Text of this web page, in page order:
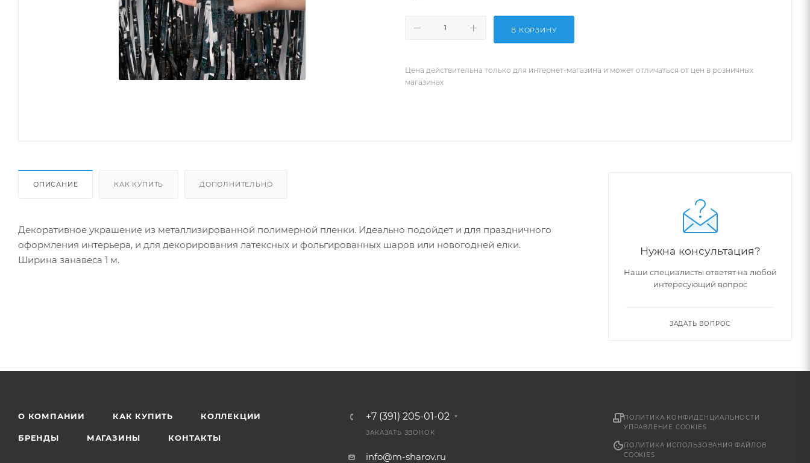
В КОРЗИНУ
Цена действительна только для интернет-магазина и может отличаться от цен в розничных
магазинах
ОПИСАНИЕ КАК КУПИТЬ ДОПОЛНИТЕЛЬНО
Декоративное украшение из металлизированной полимерной пленки. Идеально подойдет и для праздничного
оформления интерьера, и для декорирования латексных и фольгированных шаров или новогодней елки.
Ширина занавеса 1 м.
Нужна консультация?
Наши специалисты ответят на любой
интересующий вопрос
ЗАДАТЬ ВОПРОС
О КОМПАНИИ КАК КУПИТЬ КОЛЛЕКЦИИ
БРЕНДЫ МАГАЗИНЫ КОНТАКТЫ
+7 (391) 205-01-02
ЗАКАЗАТЬ ЗВОНОК
info@m-sharov.ru
ПОЛИТИКА КОНФИДЕНЦИАЛЬНОСТИ
УПРАВЛЕНИЕ COOKIES
ПОЛИТИКА ИСПОЛЬЗОВАНИЯ ФАЙЛОВ
COOKIES